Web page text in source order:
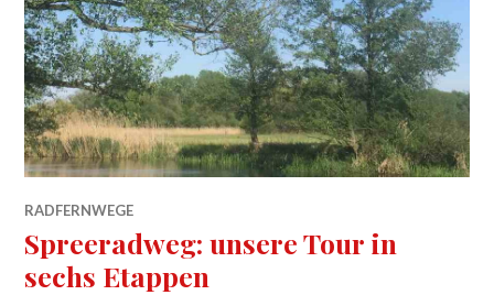
RADFERNWEGE
Spreeradweg: unsere Tour in
sechs Etappen